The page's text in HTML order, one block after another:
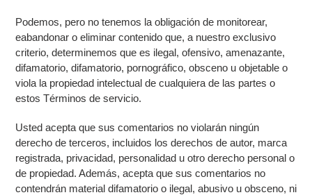
Podemos, pero no tenemos la obligación de monitorear,
eabandonar o eliminar contenido que, a nuestro exclusivo
criterio, determinemos que es ilegal, ofensivo, amenazante,
difamatorio, difamatorio, pornográfico, obsceno u objetable o
viola la propiedad intelectual de cualquiera de las partes o
estos Términos de servicio.
Usted acepta que sus comentarios no violarán ningún
derecho de terceros, incluidos los derechos de autor, marca
registrada, privacidad, personalidad u otro derecho personal o
de propiedad. Además, acepta que sus comentarios no
contendrán material difamatorio o ilegal, abusivo u obsceno, ni